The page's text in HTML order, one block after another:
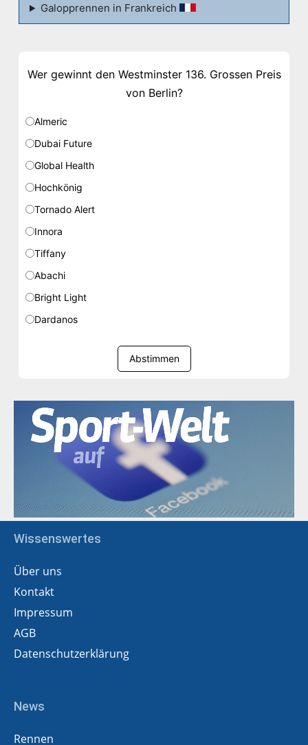
Galopprennen in Frankreich
Wer gewinnt den Westminster 136. Grossen Preis
von Berlin?
Almeric
Dubai Future
Global Health
Hochkönig
Tornado Alert
Innora
Tiffany
Abachi
Bright Light
Dardanos
Abstimmen
Wissenswertes
Über uns
Kontakt
Impressum
AGB
Datenschutzerklärung
News
Rennen